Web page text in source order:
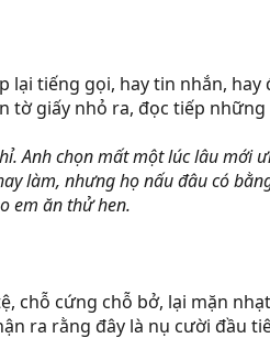
tiếng gọi, hay tin nhắn,
tờ giấy nhỏ ra, đọc tiếp
Anh chọn mất một lúc lâu mới
làm, nhưng họ nấu đâu có
em ăn thử hen.
chỗ cứng chỗ bở, lại mặn
ra rằng đây là nụ cười đầu